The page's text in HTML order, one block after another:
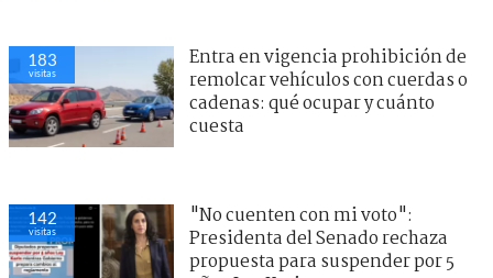
183
visitas
Entra en vigencia prohibición de
remolcar vehículos con cuerdas o
cadenas: qué ocupar y cuánto
cuesta
142
visitas
"No cuenten con mi voto":
Presidenta del Senado rechaza
propuesta para suspender por 5